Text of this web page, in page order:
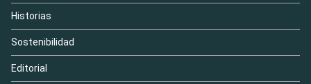
Historias
Sostenibilidad
Editorial